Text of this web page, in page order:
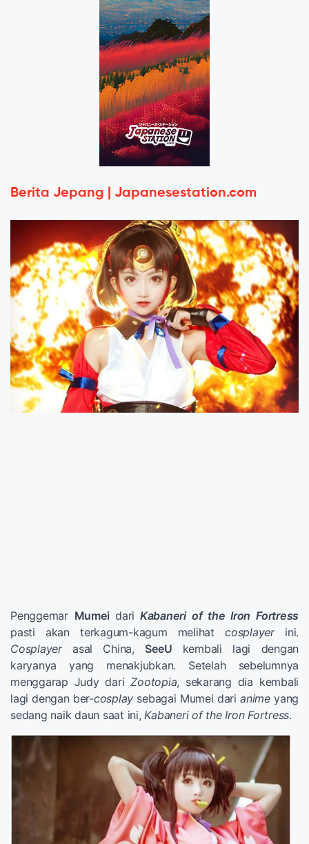
Berita Jepang | Japanesestation.com
Penggemar Mumei dari Kabaneri of the Iron Fortress
pasti akan terkagum-kagum melihatcosplayerini.
Cosplayerasal China, SeeU kembali lagi dengan
karyanya yang menakjubkan. Setelah sebelumnya
menggarap Judy dariZootopia, sekarang dia kembali
lagi dengan ber-cosplay sebagai Mumei darianimeyang
sedang naik daun saat ini, Kabaneri of the Iron Fortress.